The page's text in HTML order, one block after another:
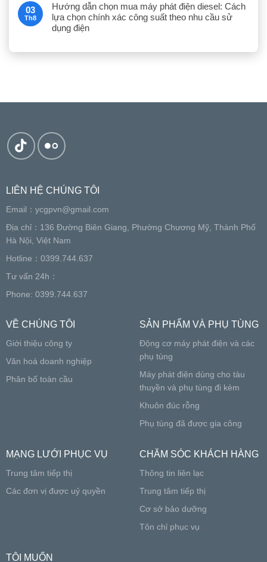
03
Th8
Hướng dẫn chọn mua máy phát điện diesel: Cách
lựa chọn chính xác công suất theo nhu cầu sử
dụng điện
LIÊN HỆ CHÚNG TÔI
Email： ycgpvn@gmail.com
Địa chỉ：136 Đường Biên Giang, Phường Chương Mỹ, Thành Phố
Hà Nội, Việt Nam
Hotline：0399.744.637
Tư vấn 24h：
Phone: 0399.744.637
VỀ CHÚNG TÔI
Giới thiệu công ty
Văn hoá doanh nghiệp
Phân bố toàn cầu
SẢN PHẨM VÀ PHỤ TÙNG
Động cơ máy phát điện và các
phụ tùng
Máy phát điện dùng cho tàu
thuyền và phụ tùng đi kèm
Khuôn đúc rỗng
Phụ tùng đã được gia công
MẠNG LƯỚI PHỤC VỤ
Trung tâm tiếp thị
Các đơn vị được uỷ quyền
CHĂM SÓC KHÁCH HÀNG
Thông tin liên lạc
Trung tâm tiếp thị
Cơ sở bảo dưỡng
Tôn chỉ phục vụ
TÔI MUỐN